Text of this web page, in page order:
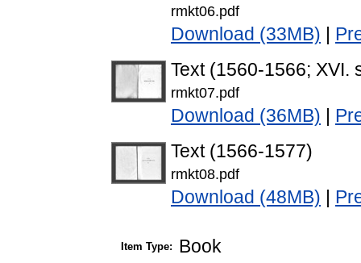
rmkt06.pdf
Download (33MB)
Text (1560-1566; XVI.
rmkt07.pdf
Download (36MB)
Text (1566-1577)
rmkt08.pdf
Download (48MB)
Item Type: Book